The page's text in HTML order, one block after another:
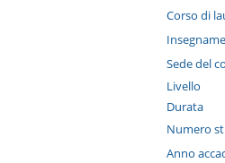
Corso di
Sede del
Livello
Durata
Numero
Anno